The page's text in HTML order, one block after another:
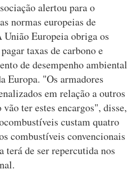
alertou para o
normas europeias de
União Europeia obriga os
taxas de carbono e
de desempenho ambiental
Europa. "Os armadores
em relação a outros
vão ter estes encargos", disse,
custam quatro
combustíveis convencionais
terá de ser repercutida nos